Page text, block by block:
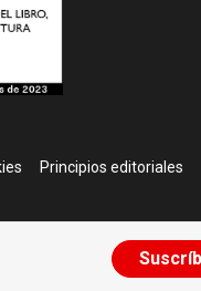
Principios editoriales